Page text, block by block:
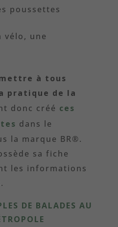
poussettes
vélo, une
à tous
pratique de la
donc créé ces
dans le
la marque BR®.
sa fiche
les informations
DE BALADES AU